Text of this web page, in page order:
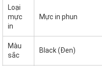
Loại
mực
in
Mực in phun
Màu
sắc
Black (Đen)